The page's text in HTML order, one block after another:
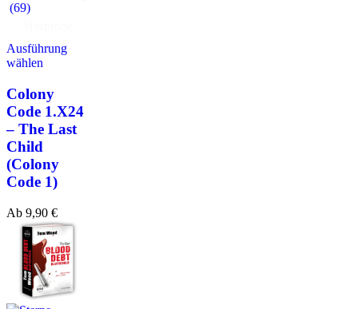
(69)
Ausführung
wählen
Colony
Code 1.X24
– The Last
Child
(Colony
Code 1)
Ab 9,90 €